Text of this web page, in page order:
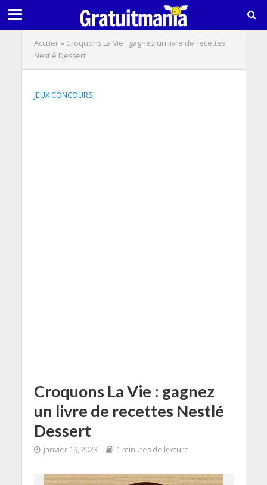
Accueil » Croquons La Vie : gagnez un livre de recettes
Nestlé Dessert
JEUX CONCOURS
Croquons La Vie : gagnez
un livre de recettes Nestlé
Dessert
janvier 19, 2023 1 minutes de lecture